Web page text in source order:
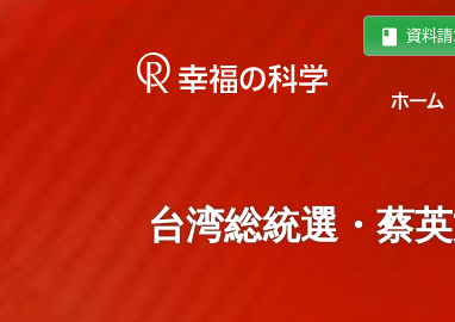
book 資料請
ホーム
台湾総統選・蔡